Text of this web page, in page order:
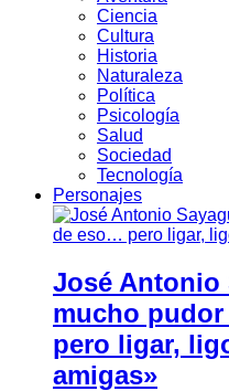
Ciencia
Cultura
Historia
Naturaleza
Política
Psicología
Salud
Sociedad
Tecnología
Personajes
José Antonio
mucho
pero ligar,
amigas»